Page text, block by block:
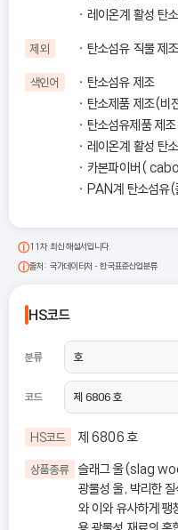
레이온계 활성 탄
제외 탄소섬유 직물
색인어
탄소섬유 제조
탄소제품 제조(비
탄소섬유제품 제조
레이온계 활성 탄
카본파이버(
PAN계 탄소섬유(
11차 최신 해설서입니다.
출처: 국가데이터처 - 한국표준산업분류
HS코드
분류
코드
HS코드 제 6806 호
상품종류 슬래그 울(slag
광물성 울, 박리한
와 이와 유사하게 팽